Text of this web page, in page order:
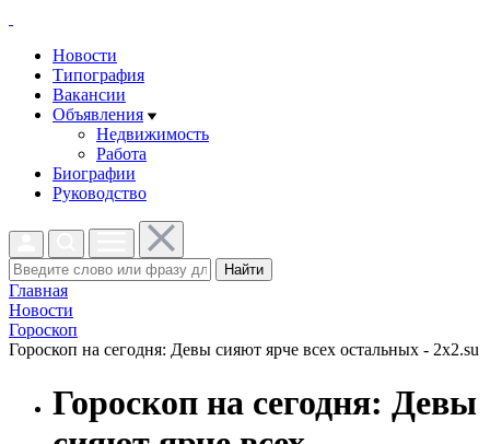
Новости
Типография
Вакансии
Объявления
Недвижимость
Работа
Биографии
Руководство
Найти
Главная
Новости
Гороскоп
Гороскоп на сегодня: Девы сияют ярче всех остальных - 2x2.su
Гороскоп на сегодня: Девы